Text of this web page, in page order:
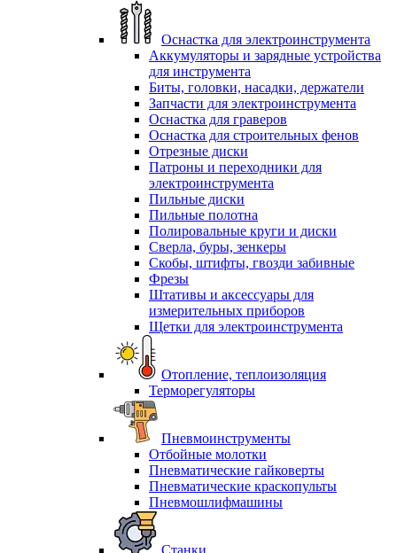
Оснастка для электроинструмента
Аккумуляторы и зарядные устройства
для инструмента
Биты, головки, насадки, держатели
Запчасти для электроинструмента
Оснастка для граверов
Оснастка для строительных фенов
Отрезные диски
Патроны и переходники для
электроинструмента
Пильные диски
Пильные полотна
Полировальные круги и диски
Сверла, буры, зенкеры
Скобы, штифты, гвозди забивные
Фрезы
Штативы и аксессуары для
измерительных приборов
Щетки для электроинструмента
Отопление, теплоизоляция
Терморегуляторы
Пневмоинструменты
Отбойные молотки
Пневматические гайковерты
Пневматические краскопульты
Пневмошлифмашины
Станки